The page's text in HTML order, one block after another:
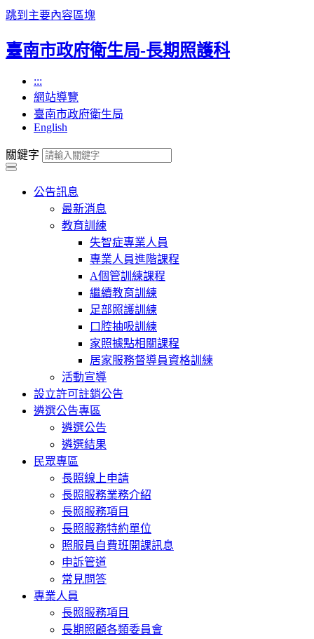
跳到主要內容區塊
臺南市政府衛生局-長期照護科
:::
網站導覽
臺南市政府衛生局
English
關鍵字
公告訊息
最新消息
教育訓練
失智症專業人員
專業人員進階課程
A個管訓練課程
繼續教育訓練
足部照護訓練
口腔抽吸訓練
家照據點相關課程
居家服務督導員資格訓練
活動宣導
設立許可註銷公告
遴選公告專區
遴選公告
遴選結果
民眾專區
長照線上申請
長照服務業務介紹
長照服務項目
長照服務特約單位
照服員自費班開課訊息
申訴管道
常見問答
專業人員
長照服務項目
長期照顧各類委員會